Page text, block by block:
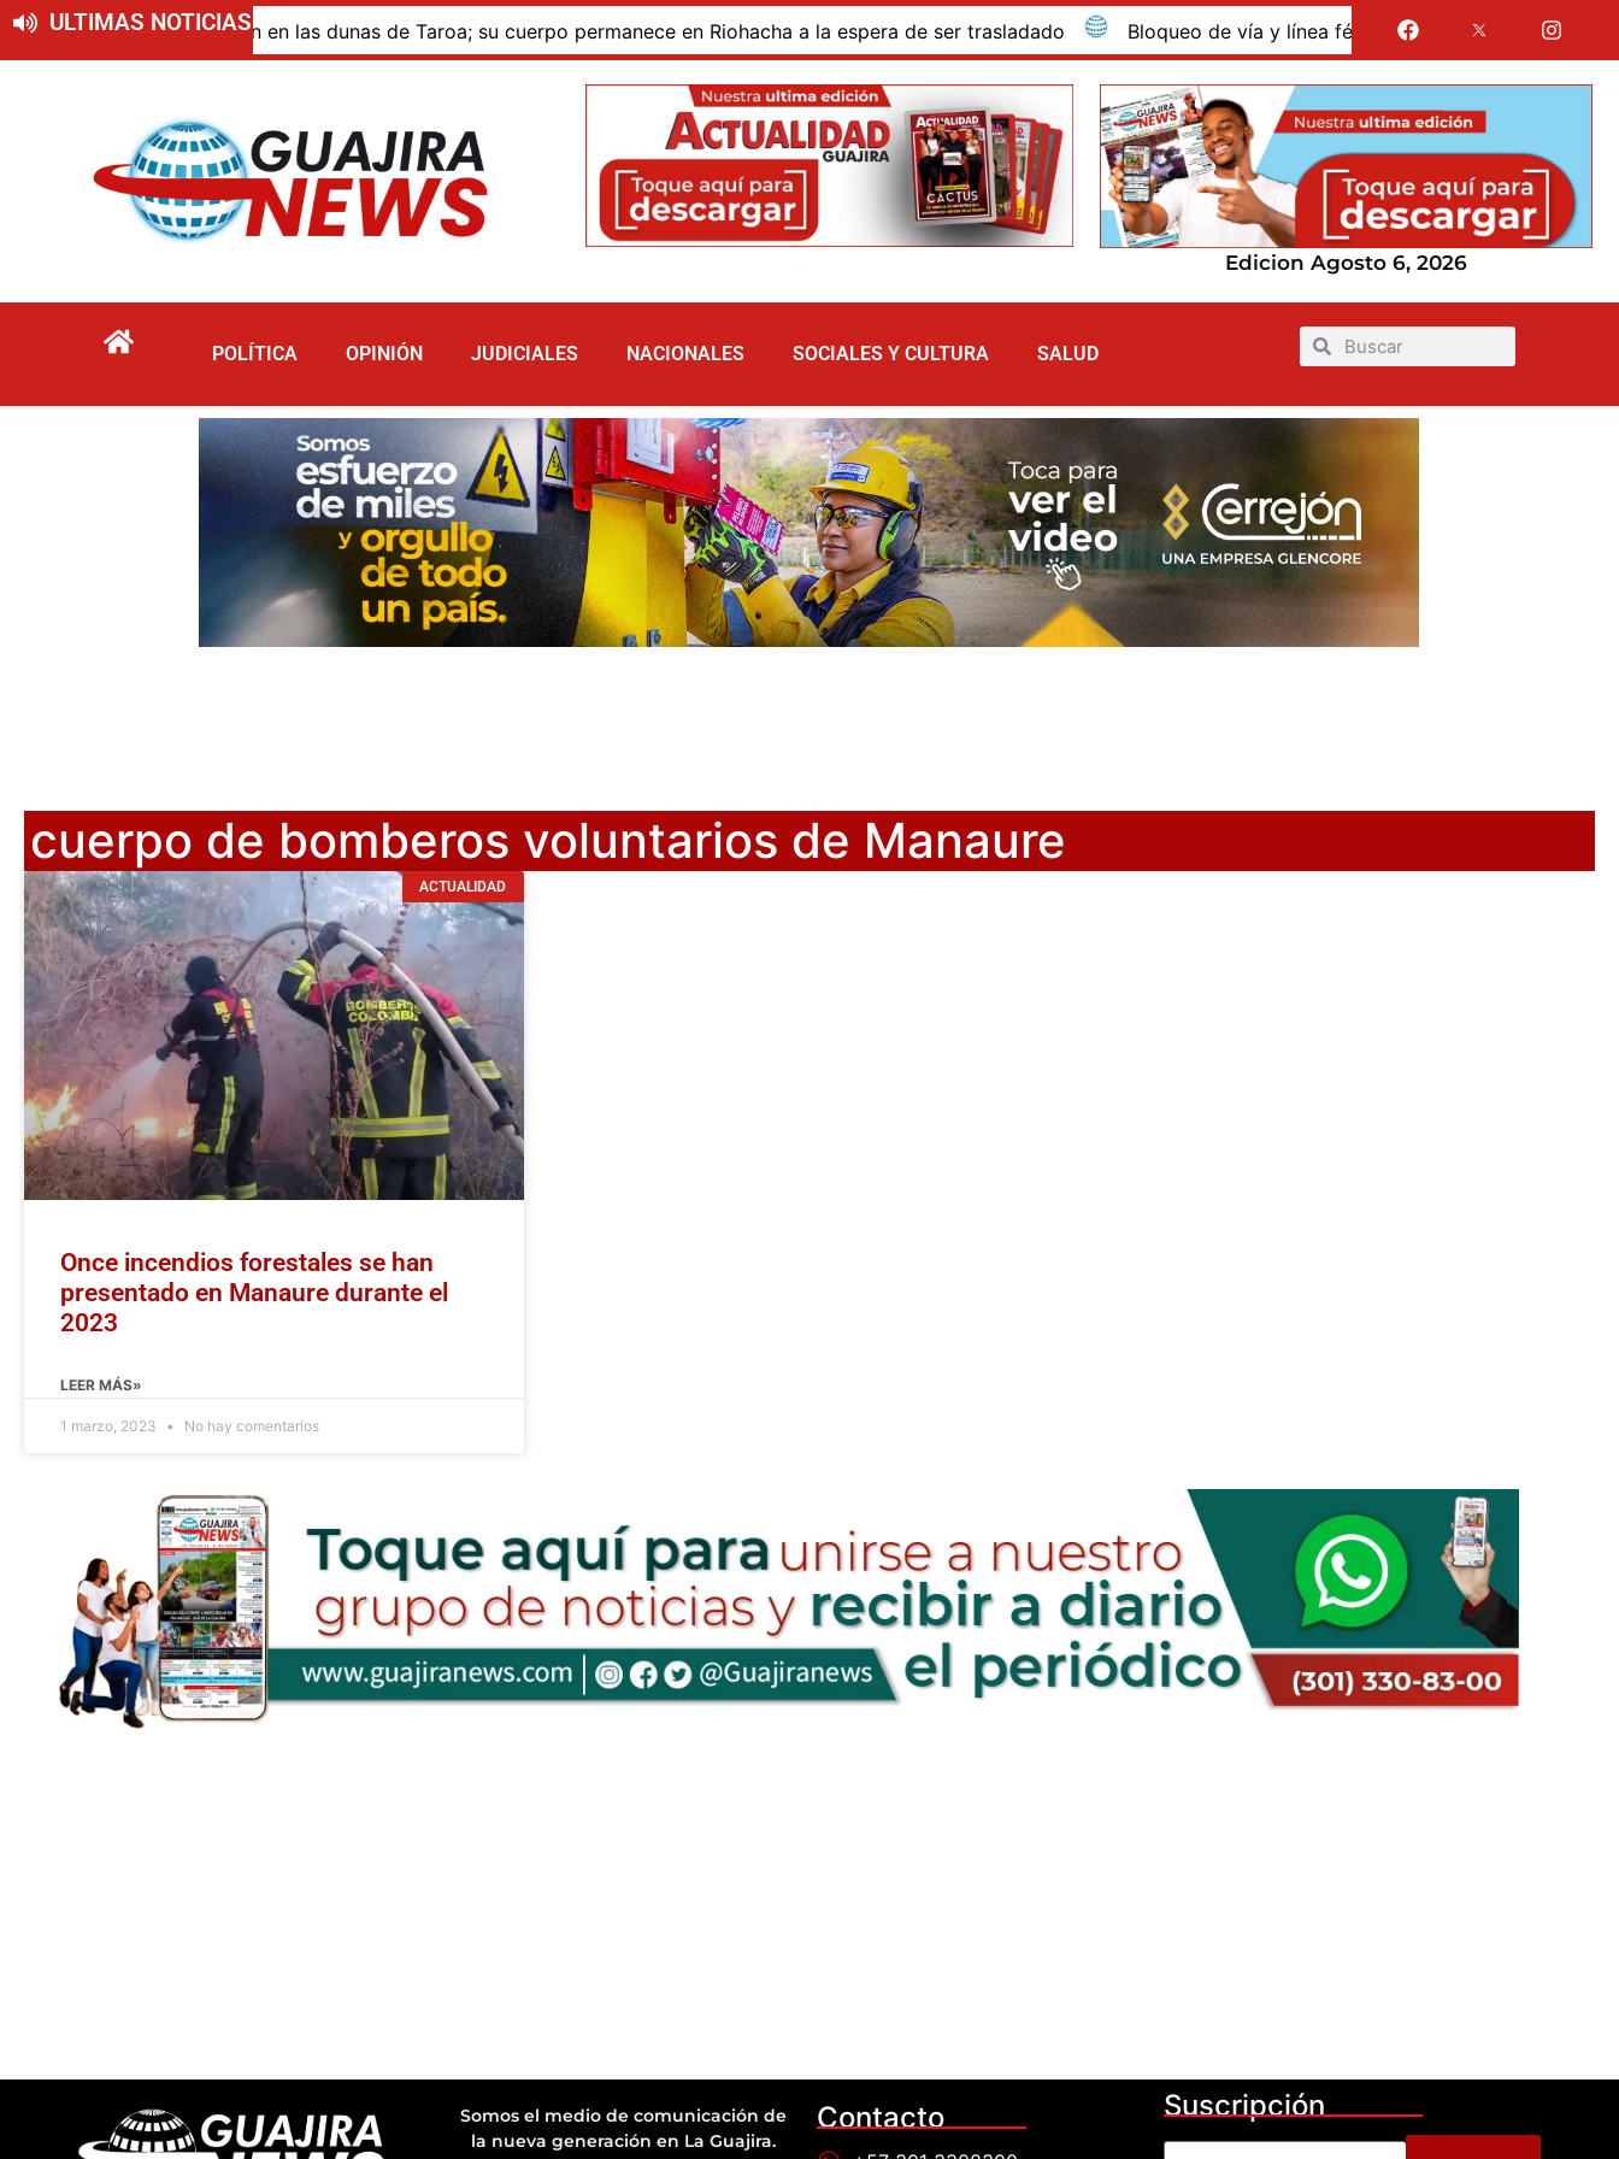
ULTIMAS NOTICIAS
por inmersión en las dunas de Taroa; su cuerpo permanece en Riohacha a la espera de ser trasladado Bloqueo de vía y línea férrea en Albania por presunto
Edicion Agosto 6, 2026
POLÍTICA OPINIÓN JUDICIALES NACIONALES SOCIALES Y CULTURA SALUD
cuerpo de bomberos voluntarios de Manaure
ACTUALIDAD
Once incendios forestales se han
presentado en Manaure durante el
2023
LEER MÁS»
1 marzo, 2023 No hay comentarios
Somos el medio de comunicación de
la nueva generación en La Guajira.
Contacto Suscripción